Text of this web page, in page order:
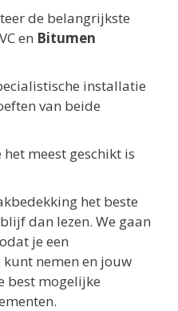
de belangrijkste
en Bitumen
installatie
van beide
meest geschikt is
het beste
dan lezen. We gaan
je een
nemen en jouw
best mogelijke